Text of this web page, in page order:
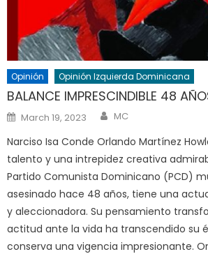
Opinión Opinión Izquierda Dominicana
BALANCE IMPRESCINDIBLE 48
Posted
on
March 19, 2023 Author
MC
Narciso Isa Conde Orlando Martínez
talento y una intrepidez creativa
Partido Comunista Dominicano (PCD)
asesinado hace 48 años, tiene una
y aleccionadora. Su pensamiento
actitud ante la vida ha transcendido su
conserva una vigencia impresionante.